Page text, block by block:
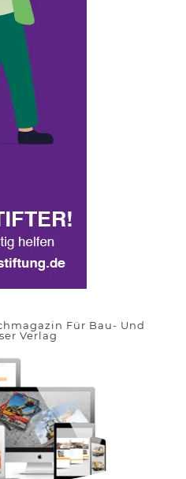
Für Bau- Und
Verlag